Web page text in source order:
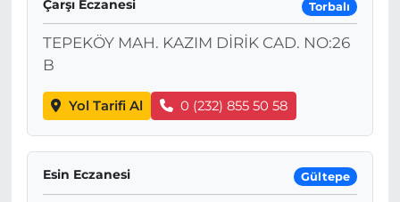
Çarşı Eczanesi Torbalı
TEPEKÖY MAH. KAZIM DİRİK CAD. NO:26
B
Yol Tarifi Al 0 (232) 855 50 58
Esin Eczanesi Gültepe